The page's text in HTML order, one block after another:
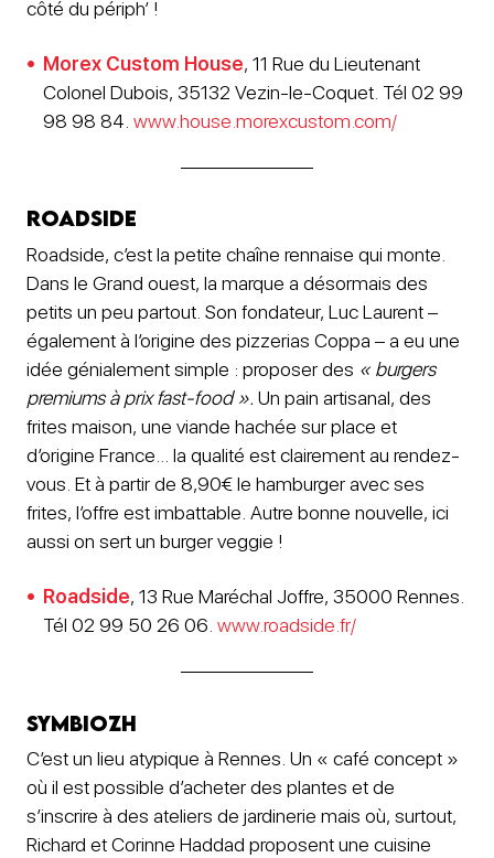
côté du périph’ !
Morex Custom House, 11 Rue du Lieutenant
Colonel Dubois, 35132 Vezin-le-Coquet. Tél 02 99
98 98 84. www.house.morexcustom.com/
Roadside
Roadside, c’est la petite chaîne rennaise qui monte.
Dans le Grand ouest, la marque a désormais des
petits un peu partout. Son fondateur, Luc Laurent –
également à l’origine des pizzerias Coppa – a eu une
idée génialement simple : proposer des « burgers
premiums à prix fast-food ». Un pain artisanal, des
frites maison, une viande hachée sur place et
d’origine France… la qualité est clairement au rendez-
vous. Et à partir de 8,90€ le hamburger avec ses
frites, l’offre est imbattable. Autre bonne nouvelle, ici
aussi on sert un burger veggie !
Roadside, 13 Rue Maréchal Joffre, 35000 Rennes.
Tél 02 99 50 26 06. www.roadside.fr/
Symbiozh
C’est un lieu atypique à Rennes. Un « café concept »
où il est possible d’acheter des plantes et de
s’inscrire à des ateliers de jardinerie mais où, surtout,
Richard et Corinne Haddad proposent une cuisine